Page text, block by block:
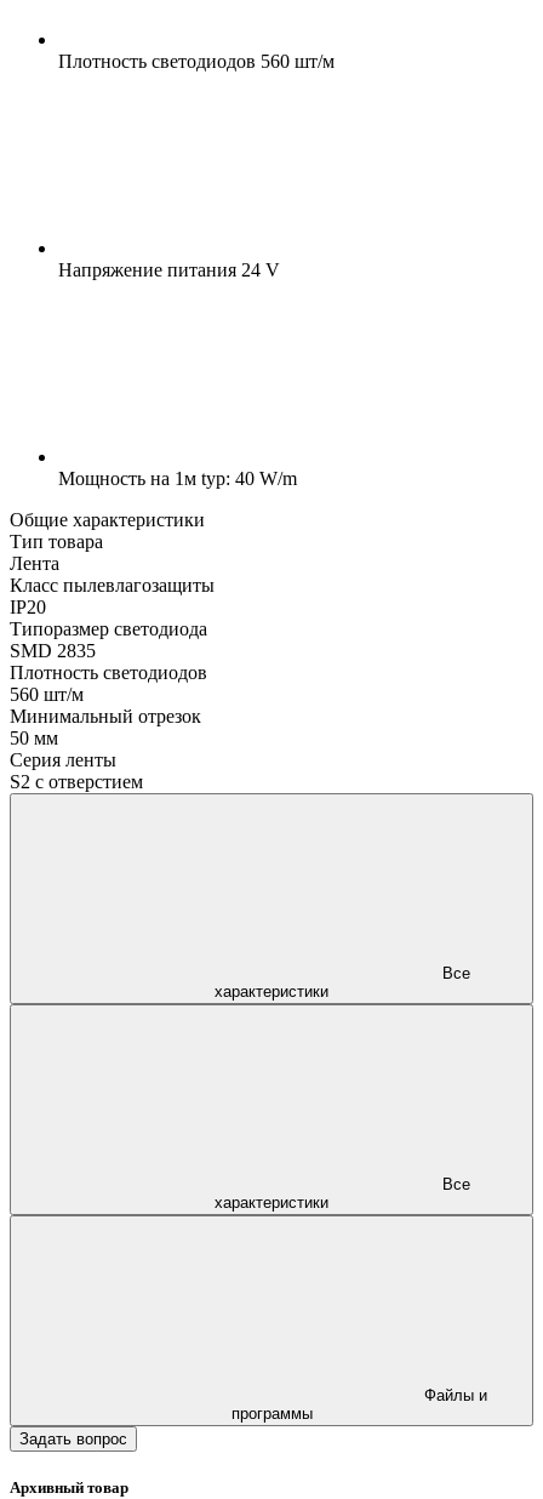
Плотность светодиодов 560 шт/м
Напряжение питания 24 V
Мощность на 1м typ: 40 W/m
Общие характеристики
Тип товара
Лента
Класс пылевлагозащиты
IP20
Типоразмер светодиода
SMD 2835
Плотность светодиодов
560 шт/м
Минимальный отрезок
50 мм
Серия ленты
S2 с отверстием
характеристики
характеристики
программы
Задать вопрос
Архивный товар